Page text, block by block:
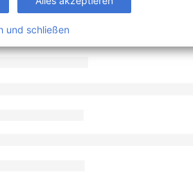
und schließen